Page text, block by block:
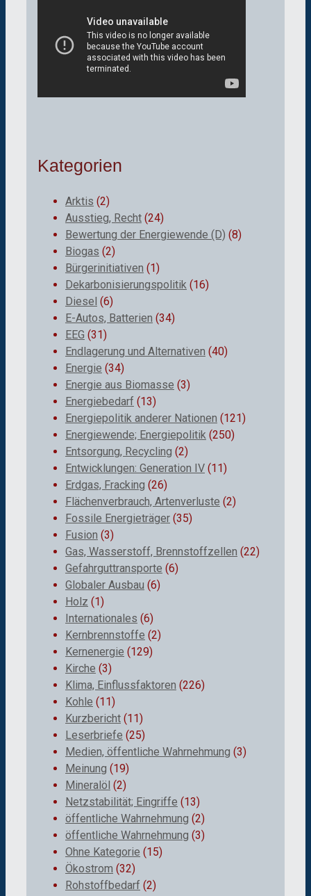
Kategorien
Arktis (2)
Ausstieg, Recht (24)
Bewertung der Energiewende (D) (8)
Biogas (2)
Bürgerinitiativen (1)
Dekarbonisierungspolitik (16)
Diesel (6)
E-Autos, Batterien (34)
EEG (31)
Endlagerung und Alternativen (40)
Energie (34)
Energie aus Biomasse (3)
Energiebedarf (13)
Energiepolitik anderer Nationen (121)
Energiewende; Energiepolitik (250)
Entsorgung, Recycling (2)
Entwicklungen: Generation IV (11)
Erdgas, Fracking (26)
Flächenverbrauch, Artenverluste (2)
Fossile Energieträger (35)
Fusion (3)
Gas, Wasserstoff, Brennstoffzellen (22)
Gefahrguttransporte (6)
Globaler Ausbau (6)
Holz (1)
Internationales (6)
Kernbrennstoffe (2)
Kernenergie (129)
Kirche (3)
Klima, Einflussfaktoren (226)
Kohle (11)
Kurzbericht (11)
Leserbriefe (25)
Medien, öffentliche Wahrnehmung (3)
Meinung (19)
Mineralöl (2)
Netzstabilität; Eingriffe (13)
öffentliche Wahrnehmung (2)
öffentliche Wahrnehmung (3)
Ohne Kategorie (15)
Ökostrom (32)
Rohstoffbedarf (2)